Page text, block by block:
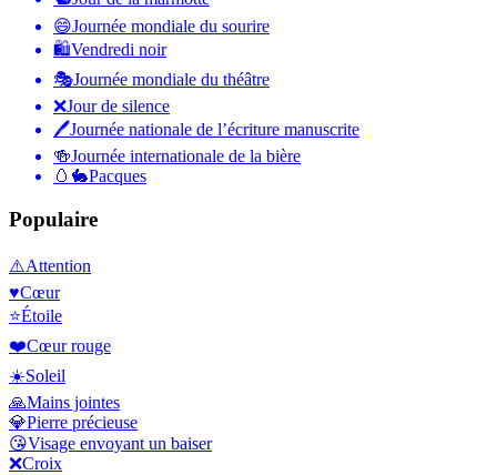
😄Journée mondiale du sourire
🛍Vendredi noir
🎭Journée mondiale du théâtre
❌Jour de silence
🖊Journée nationale de l’écriture manuscrite
🍻Journée internationale de la bière
🥚🐇Pacques
Populaire
⚠️Attention
♥️Cœur
⭐Étoile
❤️Cœur rouge
☀️Soleil
🙏Mains jointes
💎Pierre précieuse
😘Visage envoyant un baiser
❌Croix